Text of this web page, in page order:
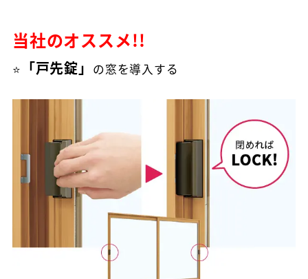
当社のオススメ!!
⭐ 「戸先錠」 の窓を導入する